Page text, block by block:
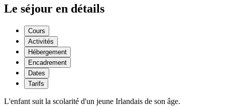
Le séjour en détails
Cours
Activités
Hébergement
Encadrement
Dates
Tarifs
L'enfant suit la scolarité d'un jeune Irlandais de son âge.